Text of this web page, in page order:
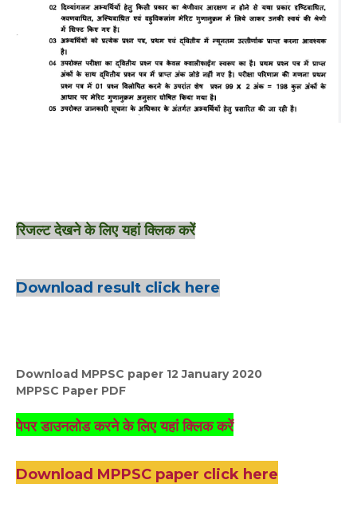
रिजल्ट देखने के लिए यहां क्लिक करें
Download result click here
Download MPPSC paper 12 January 2020
MPPSC Paper PDF
पेपर डाउनलोड करने के लिए यहां क्लिक करें
Download MPPSC paper click here